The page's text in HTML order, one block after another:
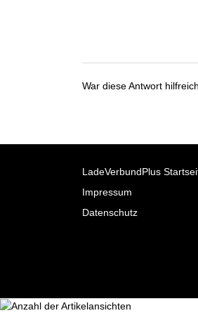
War diese Antwort
LadeVerbundPlus
Impressum
Datenschutz